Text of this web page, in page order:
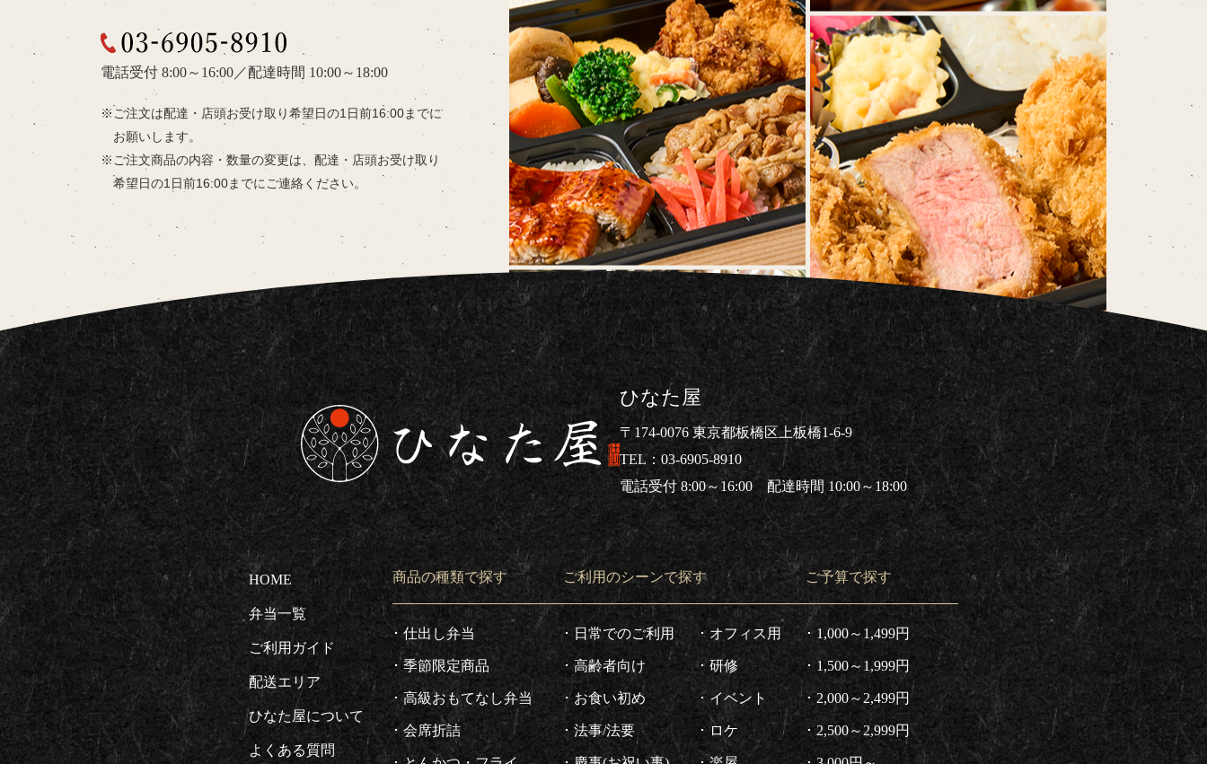
03-6905-8910
電話受付 8:00～16:00 ／配達時間 10:00～18:00
ご注文は配達・店頭お受け取り希望日の1日前16:00までに
お願いします。
ご注文商品の内容・数量の変更は、 配達・店頭お受け取り
希望日の1日前16:00までにご連絡ください。
東京都板橋区で仕出し弁当ならひなた屋
ひなた屋
〒174-0076 東京都板橋区上板橋1-6-9
03-6905-8910
電話受付 8:00～16:00 配達時間 10:00～18:00
HOME
弁当一覧
ご利用ガイド
配送エリア
ひなた屋について
よくある質問
商品の種類で探す
仕出し弁当
季節限定商品
高級おもてなし弁当
会席折詰
ご利用のシーンで探す
日常でのご利用
高齢者向け
お食い初め
法事/法要
オフィス用
研修
イベント
ロケ
ご予算で探す
1,000～1,499円
1,500～1,999円
2,000～2,499円
2,500～2,999円